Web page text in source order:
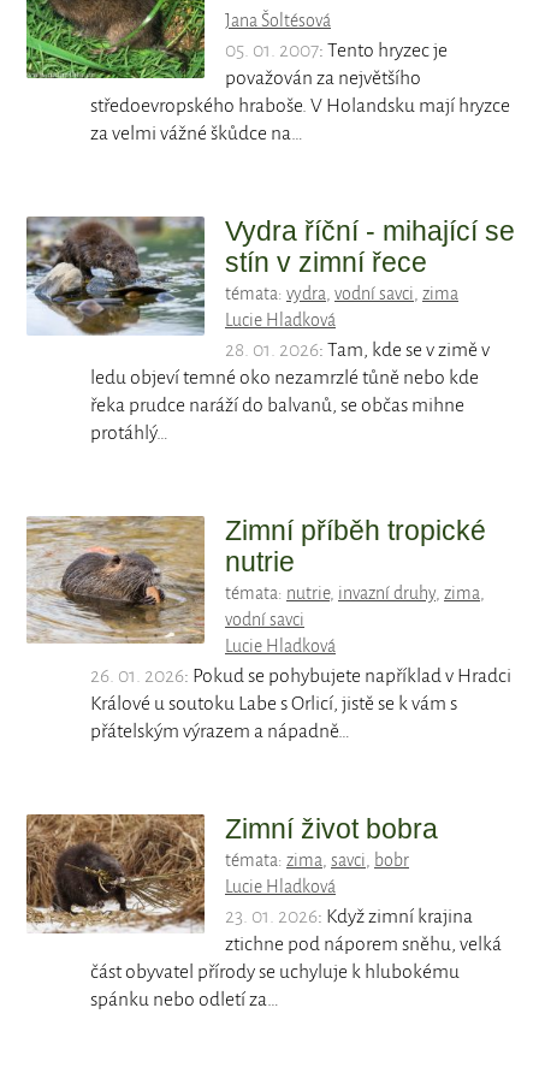
Jana Šoltésová
05. 01. 2007: Tento hryzec je
považován za největšího
středoevropského hraboše. V Holandsku mají hryzce
za velmi vážné škůdce na…
Vydra říční - mihající se
stín v zimní řece
témata: vydra, vodní savci, zima
Lucie Hladková
28. 01. 2026: Tam, kde se v zimě v
ledu objeví temné oko nezamrzlé tůně nebo kde
řeka prudce naráží do balvanů, se občas mihne
protáhlý…
Zimní příběh tropické
nutrie
témata: nutrie, invazní druhy, zima,
vodní savci
Lucie Hladková
26. 01. 2026: Pokud se pohybujete například v Hradci
Králové u soutoku Labe s Orlicí, jistě se k vám s
přátelským výrazem a nápadně…
Zimní život bobra
témata: zima, savci, bobr
Lucie Hladková
23. 01. 2026: Když zimní krajina
ztichne pod náporem sněhu, velká
část obyvatel přírody se uchyluje k hlubokému
spánku nebo odletí za…